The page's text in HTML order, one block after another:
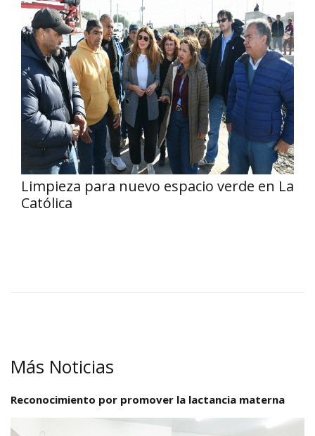
Limpieza para nuevo espacio verde en La
Católica
Más Noticias
Reconocimiento por promover la lactancia materna